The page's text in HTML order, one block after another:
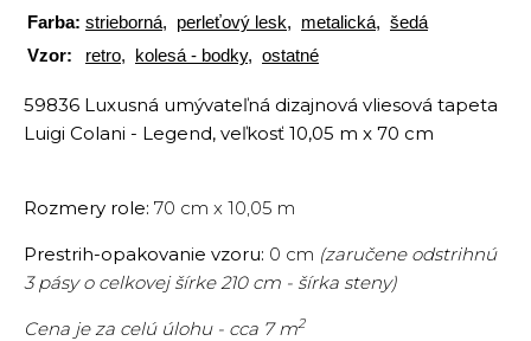
Farba: strieborná, perleťový lesk, metalická, šedá
Vzor:
retro, kolesá - bodky, ostatné
59836 Luxusná umývateľná dizajnová vliesová tapeta
Luigi Colani - Legend, veľkosť 10,05 m x 70 cm
Rozmery role: 70 cm x 10,05 m
Prestrih-opakovanie vzoru: 0 cm (zaručene odstrihnú
3 pásy o celkovej šírke 210 cm - šírka steny)
Cena je za celú úlohu - cca 7 m2